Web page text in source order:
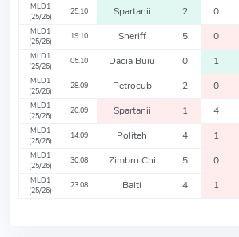
MLD1
(25/26)
25.10 Spartanii 2 0
MLD1
(25/26)
19.10 Sheriff 5 0
MLD1
(25/26)
05.10 Dacia Buiu 0 1
MLD1
(25/26)
28.09 Petrocub 2 0
MLD1
(25/26)
20.09 Spartanii 1 4
MLD1
(25/26)
14.09 Politeh 4 1
MLD1
(25/26)
30.08 Zimbru Chi 5 0
MLD1
(25/26)
23.08 Balti 4 1